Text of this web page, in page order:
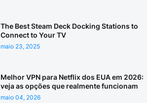
The Best Steam Deck Docking Stations to
Connect to Your TV
maio 23, 2025
Melhor VPN para Netflix dos EUA em 2026:
veja as opções que realmente funcionam
maio 04, 2026